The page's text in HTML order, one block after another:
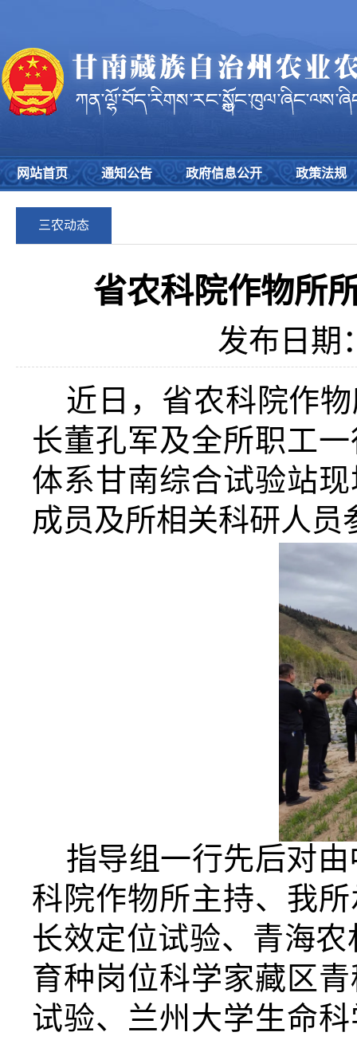
网站首页 通知公告 政府信息公开 政策法规
三农动态
省农科院作物所
发布日期
近日，省农科院作
长董孔军及全所职工
体系甘南综合试验站
成员及所相关科研人员
指导组一行先后对
科院作物所主持、我
长效定位试验、青海
育种岗位科学家藏区
试验、兰州大学生命